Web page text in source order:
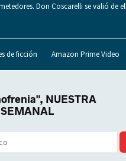
Don Coscarelli se valió de
de ficción Amazon Prime Video
NUESTRA